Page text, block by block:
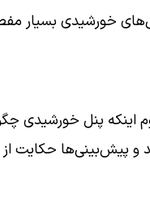
خورشیدی
اینکه پنل خورشیدی
پیش‌بینی‌ها حکایت